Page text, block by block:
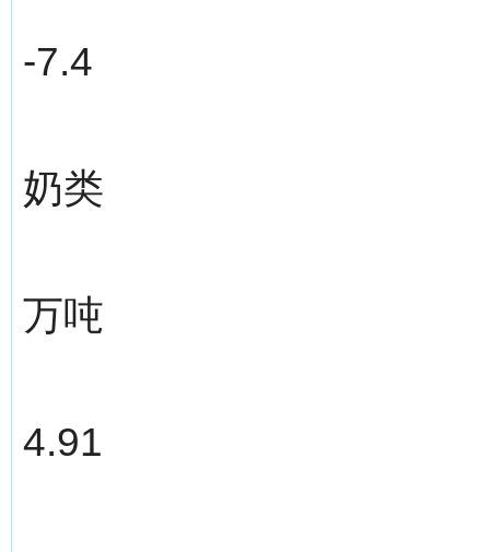
-7.4
奶类
万吨
4.91